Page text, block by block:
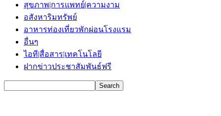
สุขภาพ|การแพทย์|ความงาม
อสังหาริมทรัพย์
อาหารท่องเที่ยวพักผ่อนโรงแรม
อื่นๆ
ไอที|สื่อสาร|เทคโนโลยี
ฝากข่าวประชาสัมพันธ์ฟรี